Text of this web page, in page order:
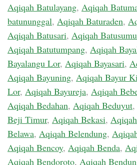
Aqiqah Batulayang, Aqiqah
batununggal, Aqiqah Baturaden,
Aqiqah Batusari, Aqiqah
Aqiqah Batutumpang, Aqiqah
Bayalangu Lor, Aqiqah Bayasari,
Aqiqah Bayuning, Aqiqah Bayur
Lor, Aqiqah Bayureja, Aqiqah
Aqiqah Bedahan, Aqiqah Beduyut,
Beji Timur, Aqiqah Bekasi,
Belawa, Aqiqah Belendung,
Aqiqah Bencoy, Aqiqah Benda,
Aqiqah Bendoroto, Aqiqah